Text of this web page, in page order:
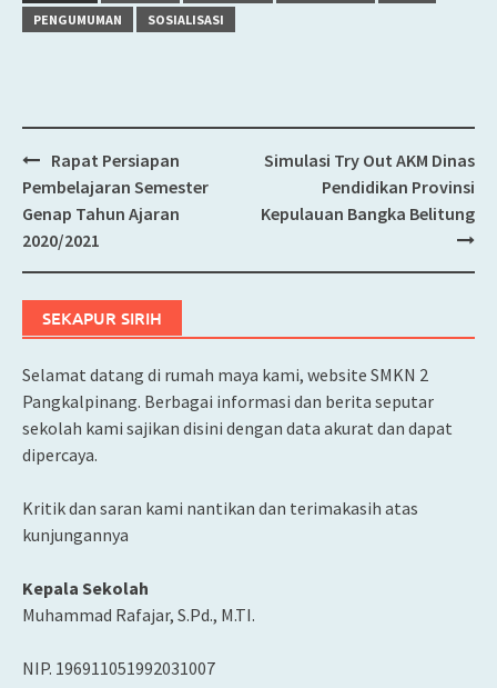
PENGUMUMAN
SOSIALISASI
Post
navigation
Rapat Persiapan
Pembelajaran Semester
Genap Tahun Ajaran
2020/2021
Simulasi Try Out AKM Dinas
Pendidikan Provinsi
Kepulauan Bangka Belitung
SEKAPUR SIRIH
Selamat datang di rumah maya kami, website SMKN 2
Pangkalpinang. Berbagai informasi dan berita seputar
sekolah kami sajikan disini dengan data akurat dan dapat
dipercaya.
Kritik dan saran kami nantikan dan terimakasih atas
kunjungannya
Kepala Sekolah
Muhammad Rafajar, S.Pd., M.TI.
NIP. 196911051992031007